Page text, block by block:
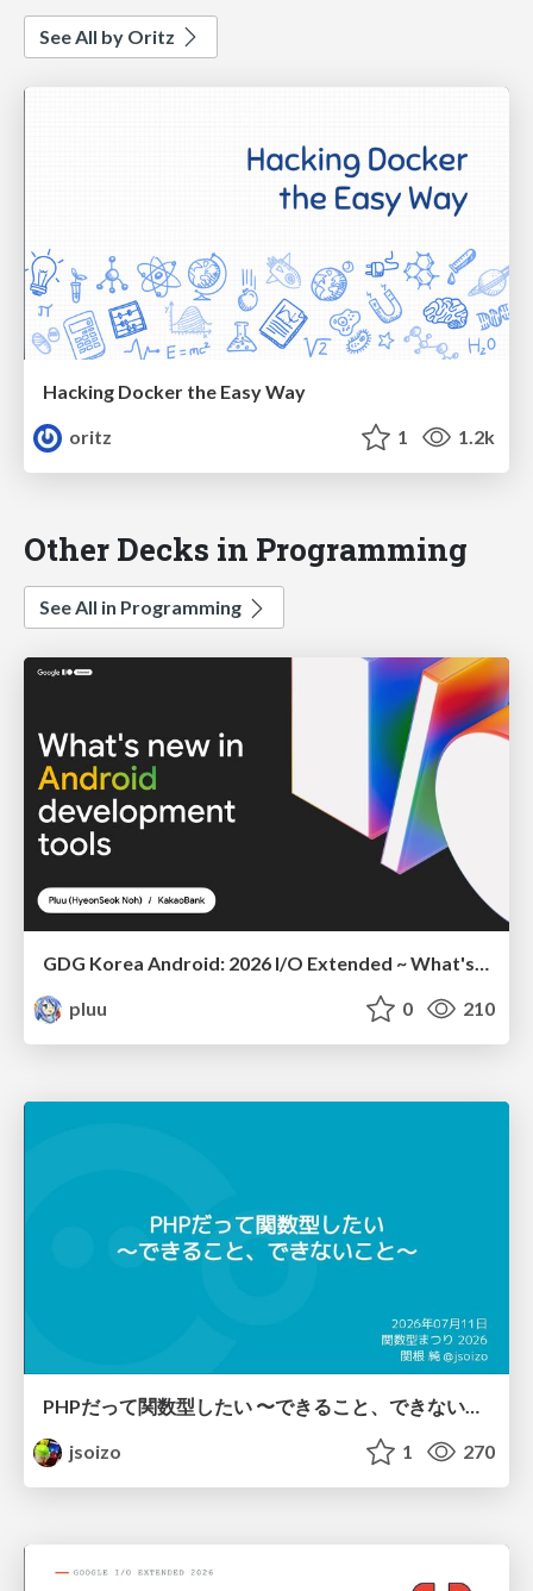
See All by Oritz
Hacking Docker the Easy Way
oritz
1 1.2k
Other Decks in Programming
See All in Programming
pluu
0 210
PHPだって関数型したい 〜できること、できないこと〜 / fp-in-php
jsoizo
1 270